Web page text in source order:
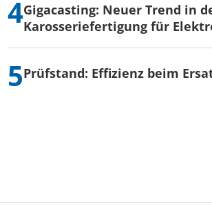
Gigacasting: Neuer Trend in
Karosseriefertigung für
Prüfstand: Effizienz beim